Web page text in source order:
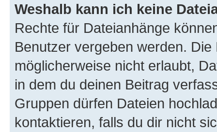
Weshalb kann ich keine
Rechte für Dateianhänge
Benutzer vergeben werden.
möglicherweise nicht erlaubt,
in dem du deinen Beitrag
Gruppen dürfen Dateien
kontaktieren, falls du dir nicht